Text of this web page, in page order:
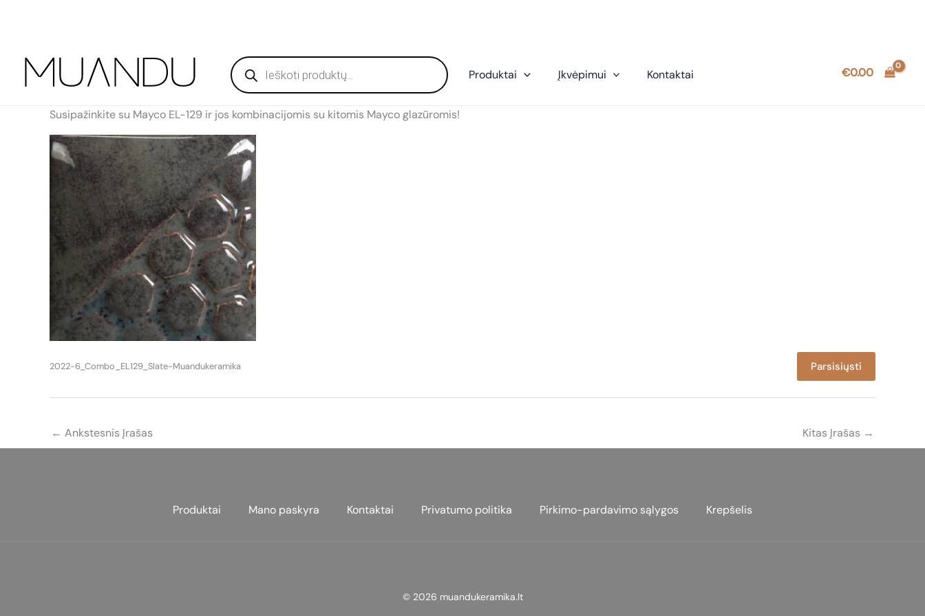
turinio
Produktų
paieška Produktai Įkvėpimui Kontaktai €0.00
Susipažinkite su Mayco EL-129 ir jos kombinacijomis su kitomis Mayco glazūromis!
2022-6_Combo_EL129_Slate-Muandukeramika Parsisiųsti
← Ankstesnis Įrašas Kitas Įrašas →
Produktai Mano paskyra Kontaktai Privatumo politika Pirkimo-pardavimo sąlygos Krepšelis
© 2026 muandukeramika.lt